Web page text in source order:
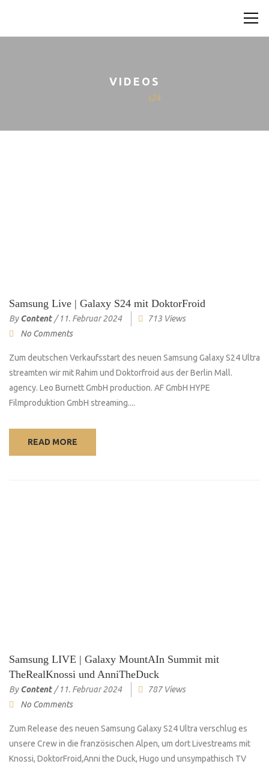
VIDEOS
s24
Samsung Live | Galaxy S24 mit DoktorFroid
By Content /11. Februar 2024
713 Views
No Comments
Zum deutschen Verkaufsstart des neuen Samsung Galaxy S24 Ultra
streamten wir mit Rahim und Doktorfroid aus der Berlin Mall.
agency. Leo Burnett GmbH production. AF GmbH HYPE
Filmproduktion GmbH streaming....
READ MORE
Samsung LIVE | Galaxy MountAIn Summit mit
TheRealKnossi und AnniTheDuck
By Content /11. Februar 2024
787 Views
No Comments
Zum Release des neuen Samsung Galaxy S24 Ultra verschlug es
unsere Crew in die französischen Alpen, um dort Livestreams mit
Knossi, DoktorFroid,Anni the Duck, Hugo und unsympathisch TV